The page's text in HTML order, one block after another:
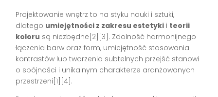
Projektowanie wnętrz to na styku nauki i sztuki,
dlatego umiejętności z zakresu estetyki i teorii
koloru są niezbędne[2][3]. Zdolność harmonijnego
łączenia barw oraz form, umiejętność stosowania
kontrastów lub tworzenia subtelnych przejść stanowi
o spójności i unikalnym charakterze aranżowanych
przestrzeni[1][4].